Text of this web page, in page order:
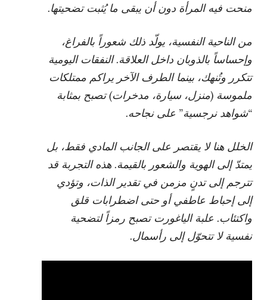
منحت فيه المرأة دون أن يبقى ما يُثبت تضحيتها.
من الناحية النفسية، يولّد ذلك شعوراً بالفراغ،
وإحساساً بالذوبان داخل العلاقة. النفقات اليومية
تتكرر وتُنهك، بينما الطرف الآخر يراكم ممتلكات
ملموسة (منزل، سيارة، مدخرات) تصبح بمثابة
“شواهد نرجسية” على نجاحه.
الخلل هنا لا يقتصر على الجانب المادي فقط، بل
يمتدّ إلى الهوية والشعور بالقيمة. هذه التجربة قد
تترجم إلى تدنٍ مزمن في تقدير الذات، وتؤدي
إلى إحباط عاطفي أو حتى اضطرابات قلق
واكتئاب. علبة الياغورت تصبح رمزاً لتضحية
نفسية لا تتحوّل إلى رأسمال.